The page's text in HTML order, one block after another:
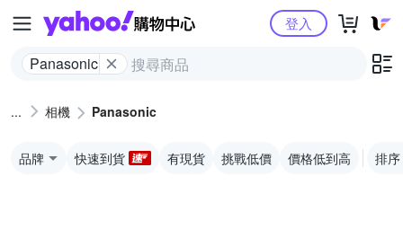
Yahoo購物中心
Panasonic
登入
相機 Panasonic
品牌 快速到貨 有現貨 挑戰低價 價格低到高 排序